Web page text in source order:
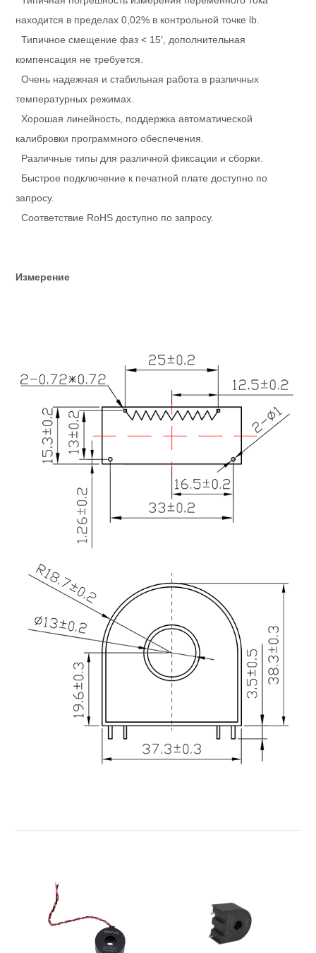
находится в пределах 0,02% в контрольной точке lb.
Типичное смещение фаз < 15′, дополнительная
компенсация не требуется.
Очень надежная и стабильная работа в различных
температурных режимах.
Хорошая линейность, поддержка автоматической
калибровки программного обеспечения.
Различные типы для различной фиксации и сборки.
Быстрое подключение к печатной плате доступно по
запросу.
Соответствие RoHS доступно по запросу.
Измерение